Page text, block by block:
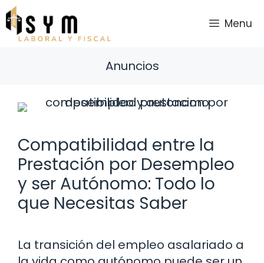
Saltar
al
contenido
Menu
Anuncios
Compatibilidad entre la
Prestación por Desempleo
y ser Autónomo: Todo lo
que Necesitas Saber
La transición del empleo asalariado a